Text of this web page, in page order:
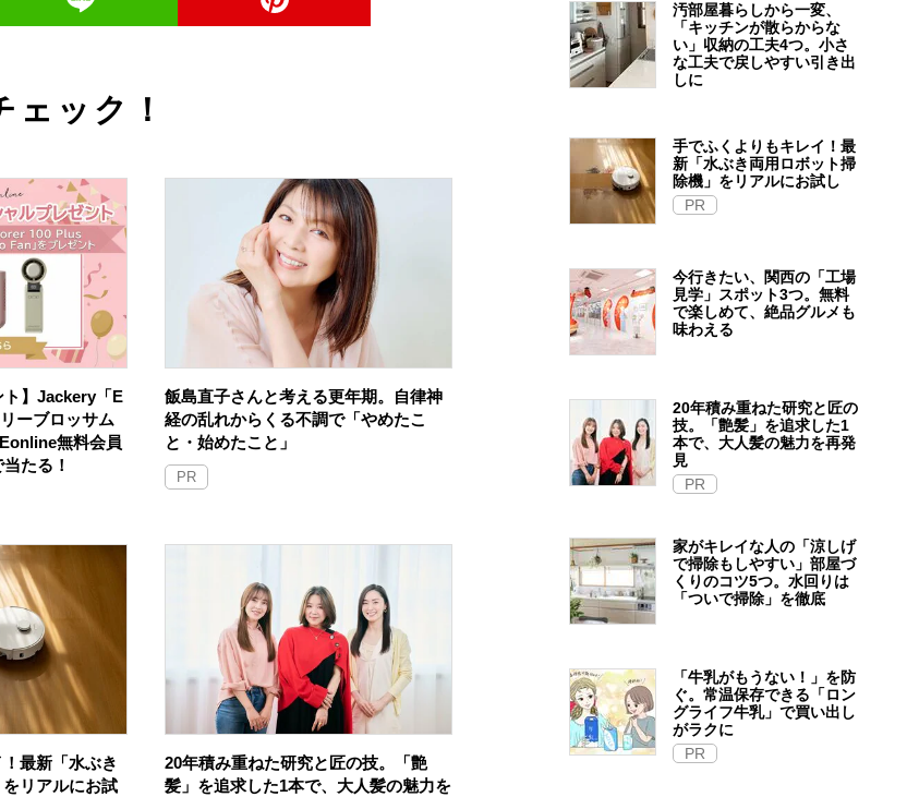
ェック！
ト】Jackery「E
ーブロッサム
無料会員
たる！
飯島直子さんと考える更年期。自律神
経の乱れからくる不調で「やめたこ
と・始めたこと」
PR
最新「水ぶき
リアルにお試
20年積み重ねた研究と匠の技。「艶
髪」を追求した1本で、大人髪の魅力を
汚部屋暮らしから一変、
「キッチンが散らからな
い」収納の工夫4つ。小さ
な工夫で戻しやすい引き出
しに
手でふくよりもキレイ！最
新「水ぶき両用ロボット掃
除機」をリアルにお試し
PR
今行きたい、関西の「工場
見学」スポット3つ。無料
で楽しめて、絶品グルメも
味わえる
20年積み重ねた研究と匠の
技。「艶髪」を追求した1
本で、大人髪の魅力を再発
見
PR
家がキレイな人の「涼しげ
で掃除もしやすい」部屋づ
くりのコツ5つ。水回りは
「ついで掃除」を徹底
「牛乳がもうない！」を防
ぐ。常温保存できる「ロン
グライフ牛乳」で買い出し
がラクに
PR